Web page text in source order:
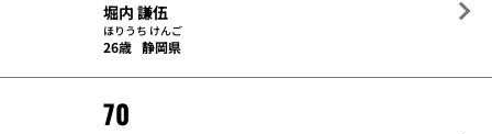
堀内 謙伍
ほりうち けんご
26歳 静岡県
70